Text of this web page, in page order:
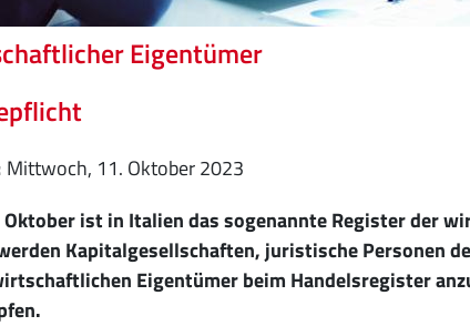
Eigentümer
Mittwoch, 11. Oktober 2023
Oktober ist in Italien das sogenannte Register der
Kapitalgesellschaften, juristische Personen
Eigentümer beim Handelsregister